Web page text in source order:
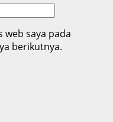
web saya pada
berikutnya.